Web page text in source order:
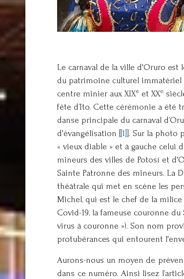
Le carnaval de la ville d'Oruro
du patrimoine culturel immatériel
centre minier aux XIXe et XXe
fête d’Ito. Cette cérémonie a été
danse principale du carnaval
d'évangélisation [
[1] ]. Sur la photo
« vieux diable » et à gauche celui
mineurs des villes de Potosí et
Sainte Patronne des mineurs. La
théâtrale qui met en scène les
Michel, qui est le chef de la milice
Covid-19, la fameuse couronne
virus à couronne »). Son nom
protubérances qui entourent
Aurons-nous un moyen de
dans ce numéro. Ainsi lisez